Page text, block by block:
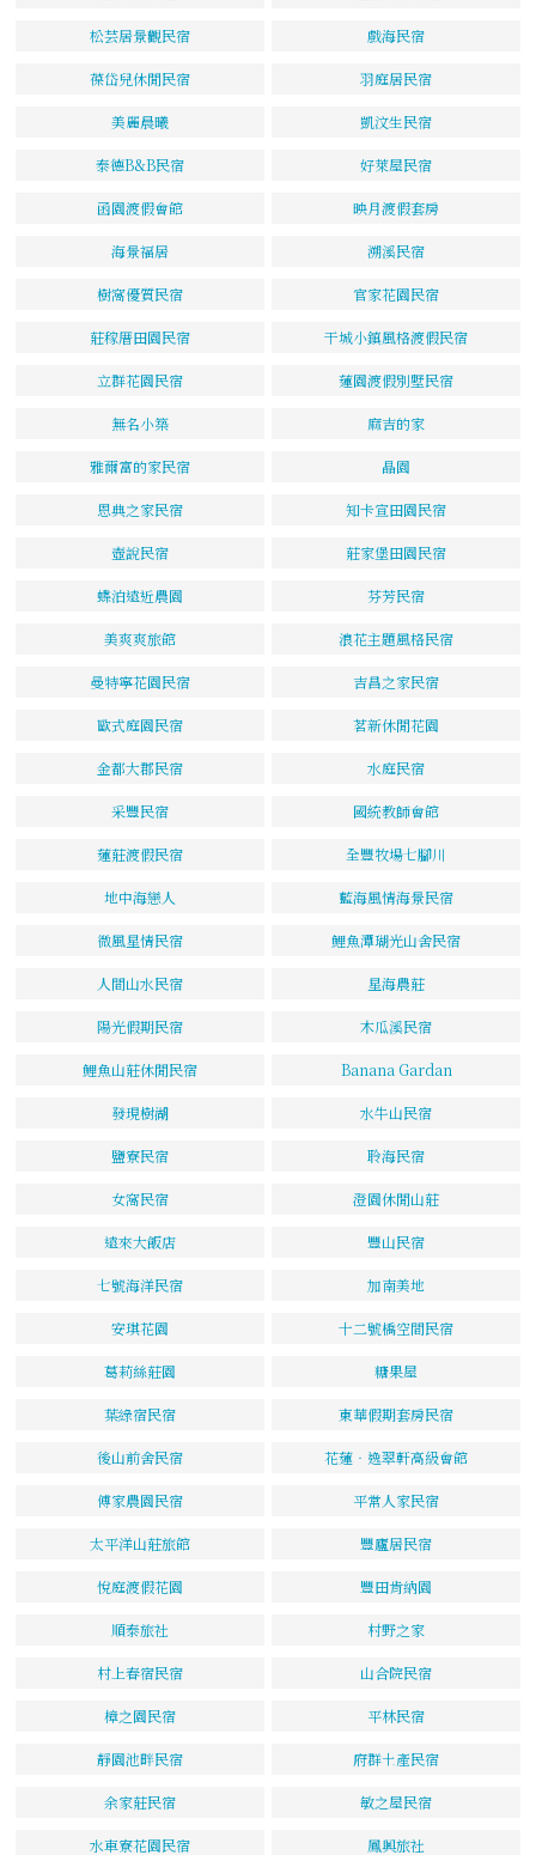
松芸居景觀民宿 戲海民宿
葆岱兒休閒民宿 羽庭居民宿
美麗晨曦 凱汶生民宿
泰德B&B民宿 好萊屋民宿
函園渡假會館 映月渡假套房
海景福居 溯溪民宿
樹窩優質民宿 官家花園民宿
莊稼厝田園民宿 干城小鎮風格渡假民宿
立群花園民宿 蓮園渡假別墅民宿
無名小築 麻吉的家
雅爾富的家民宿 晶園
恩典之家民宿 知卡宣田園民宿
壺說民宿 莊家堡田園民宿
蝶泊遠近農園 芬芳民宿
美爽爽旅館 浪花主題風格民宿
曼特寧花園民宿 吉昌之家民宿
歐式庭園民宿 茗新休閒花園
金都大郡民宿 水庭民宿
采豐民宿 國統教師會館
蓮莊渡假民宿 全豐牧場七腳川
地中海戀人 藍海風情海景民宿
微風星情民宿 鯉魚潭瑚光山舍民宿
人間山水民宿 星海農莊
陽光假期民宿 木瓜溪民宿
鯉魚山莊休閒民宿 Banana Gardan
發現樹湖 水牛山民宿
鹽寮民宿 聆海民宿
女窩民宿 澄園休閒山莊
遠來大飯店 豐山民宿
七號海洋民宿 加南美地
安琪花園 十二號橋空間民宿
葛莉絲莊園 糖果屋
葉綠宿民宿 東華假期套房民宿
後山前舍民宿 花蓮‧逸翠軒高級會館
傅家農園民宿 平常人家民宿
太平洋山莊旅館 豐廬居民宿
悅庭渡假花園 豐田肯納園
順泰旅社 村野之家
村上春宿民宿 山合院民宿
樟之園民宿 平林民宿
靜園池畔民宿 府群土產民宿
余家莊民宿 敏之屋民宿
水車寮花園民宿 鳳興旅社